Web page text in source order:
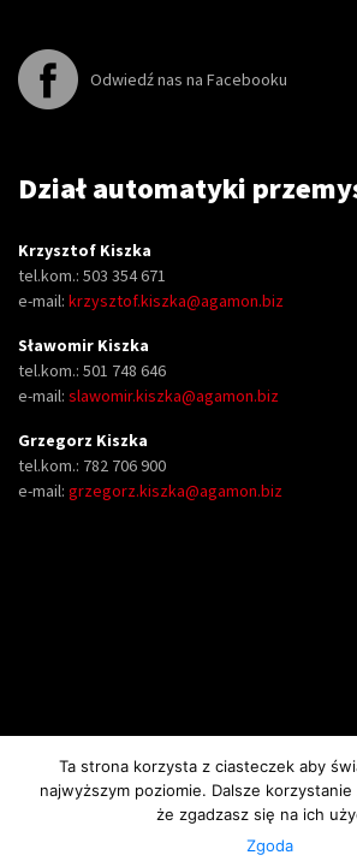
Odwiedź nas na Facebooku
Dział automatyki
Krzysztof Kiszka
tel.kom.: 503 354 671
e-mail: krzysztof.kiszka@agamon.biz
Sławomir Kiszka
tel.kom.: 501 748 646
e-mail: slawomir.kiszka@agamon.biz
Grzegorz Kiszka
tel.kom.: 782 706 900
e-mail: grzegorz.kiszka@agamon.biz
Copyright AGAMON II Spółka Jawna Krzysztof,
Wszelkie prawa zastrzeżone.
Ta strona korzysta z ciasteczek aby
najwyższym poziomie. Dalsze
że zgadzasz się na ich
Zgoda